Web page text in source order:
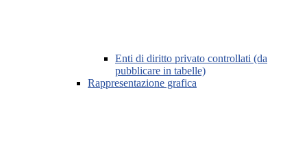
Enti di diritto privato controllati (da
pubblicare in tabelle)
Rappresentazione grafica